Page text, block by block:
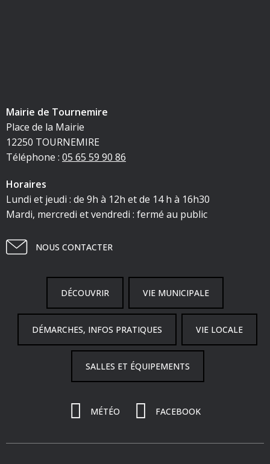
Mairie de Tournemire
Place de la Mairie
12250 TOURNEMIRE
Téléphone : 05 65 59 90 86
Horaires
Lundi et jeudi : de 9h à 12h et de 14 h à 16h30
Mardi, mercredi et vendredi : fermé au public
NOUS CONTACTER
DÉCOUVRIR VIE MUNICIPALE
DÉMARCHES, INFOS PRATIQUES VIE LOCALE
SALLES ET ÉQUIPEMENTS
MÉTÉO FACEBOOK